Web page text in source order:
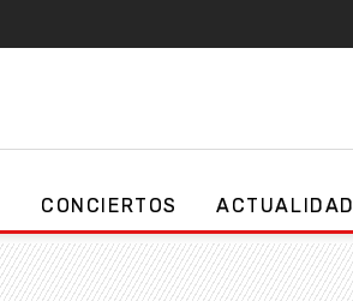
CONCIERTOS ACTUALIDAD